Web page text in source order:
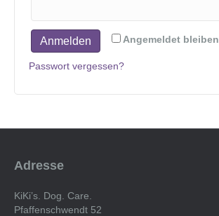
Angemeldet bleiben
Anmelden
Passwort vergessen?
Adresse
KiKi’s. Dog. Care.
Pfaffenschwendt 52